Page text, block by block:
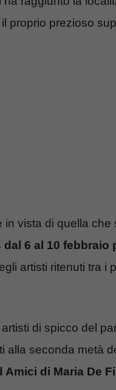
proprio prezioso
vista di quella che
dal 6 al 10 febbraio
artisti ritenuti tra i
di spicco del
alla seconda metà
Amici di Maria De